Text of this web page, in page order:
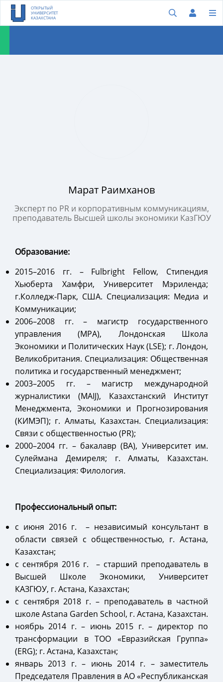
ОТКРЫТЫЙ
УНИВЕРСИТЕТ
КАЗАХСТАНА
Марат Раимханов
Эксперт по PR и корпоративным коммуникациям,
преподаватель Высшей школы экономики КазГЮУ
Образование:
2015–2016 гг. – Fulbright Fellow, Стипендия
Хьюберта Хамфри, Университет Мэриленда;
г.Колледж-Парк, США. Специализация: Медиа и
Коммуникации;
2006–2008 гг. – магистр государственного
управления (MPA), Лондонская Школа
Экономики и Политических Наук (LSE); г. Лондон,
Великобритания. Специализация: Общественная
политика и государственный менеджмент;
2003–2005 гг. – магистр международной
журналистики (MAIJ), Казахстанский Институт
Менеджмента, Экономики и Прогнозирования
(КИМЭП); г. Алматы, Казахстан. Специализация:
Связи с общественностью (PR);
2000–2004 гг. – бакалавр (BA), Университет им.
Сулеймана Демиреля; г. Алматы, Казахстан.
Специализация: Филология.
Профессиональный опыт:
с июня 2016 г. – независимый консультант в
области связей с общественностью, г. Астана,
Казахстан;
с сентября 2016 г. – старший преподаватель в
Высшей Школе Экономики, Университет
КАЗГЮУ, г. Астана, Казахстан;
с сентября 2018 г. – преподаватель в частной
школе Astana Garden School, г. Астана, Казахстан.
ноябрь 2014 г. – июнь 2015 г. – директор по
трансформации в ТОО «Евразийская Группа»
(ERG); г. Астана, Казахстан;
январь 2013 г. – июнь 2014 г. – заместитель
Председателя Правления в АО «Республиканская